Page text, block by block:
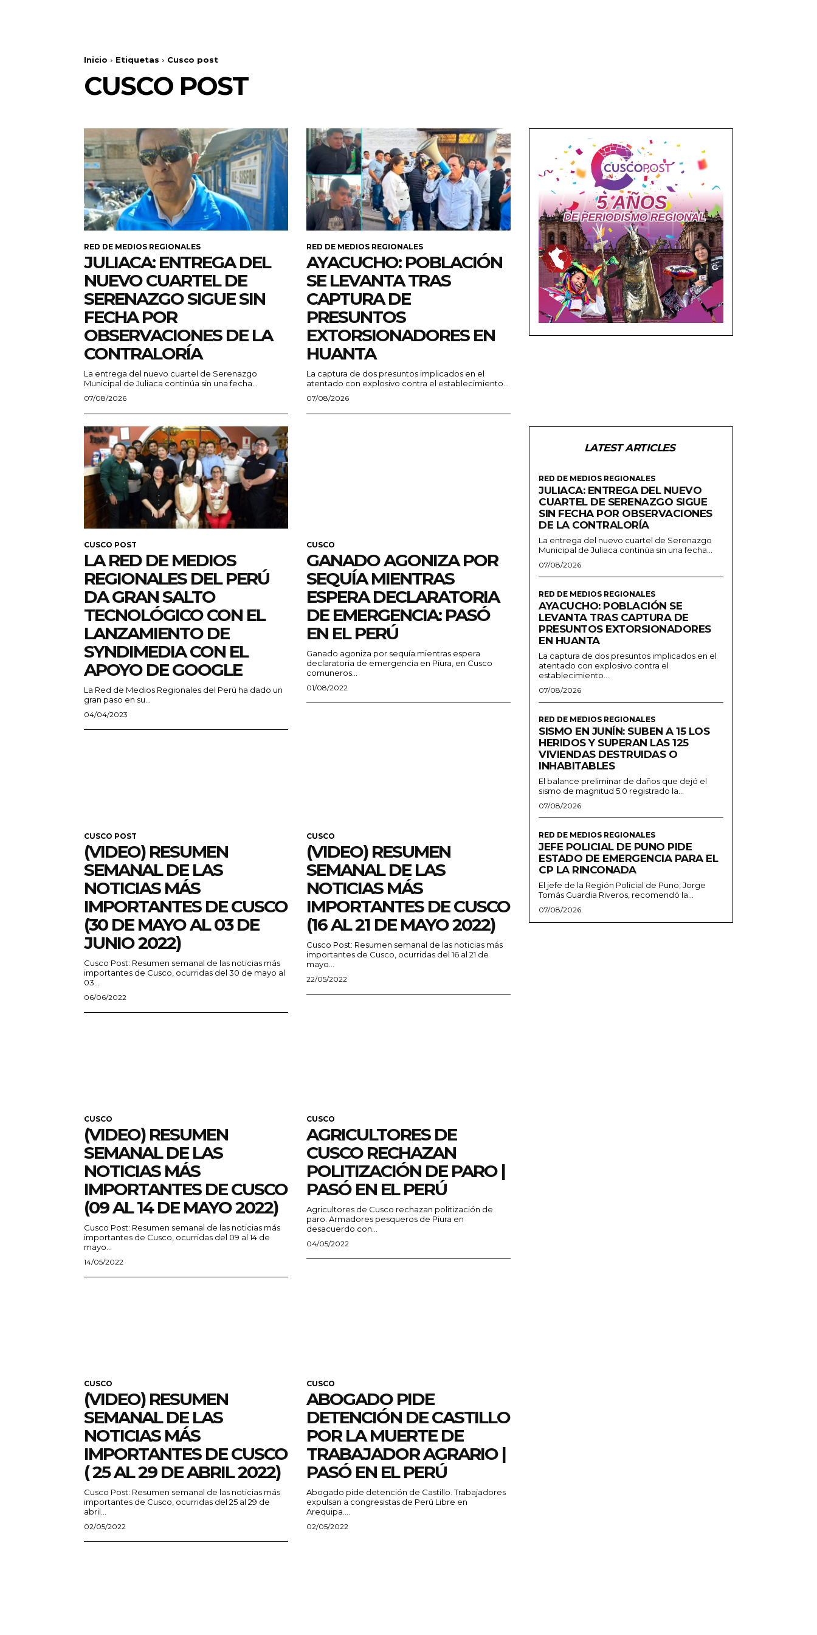
Inicio Etiquetas Cusco post
CUSCO POST
RED DE MEDIOS REGIONALES
JULIACA: ENTREGA DEL
NUEVO CUARTEL DE
SERENAZGO SIGUE SIN
FECHA POR
OBSERVACIONES DE LA
CONTRALORÍA
La entrega del nuevo cuartel de Serenazgo
Municipal de Juliaca continúa sin una fecha...
07/08/2026
RED DE MEDIOS REGIONALES
AYACUCHO: POBLACIÓN
SE LEVANTA TRAS
CAPTURA DE
PRESUNTOS
EXTORSIONADORES EN
HUANTA
La captura de dos presuntos implicados en el
atentado con explosivo contra el establecimiento...
07/08/2026
CUSCO POST
LA RED DE MEDIOS
REGIONALES DEL PERÚ
DA GRAN SALTO
TECNOLÓGICO CON EL
LANZAMIENTO DE
SYNDIMEDIA CON EL
APOYO DE GOOGLE
La Red de Medios Regionales del Perú ha dado un
gran paso en su...
04/04/2023
CUSCO
GANADO AGONIZA POR
SEQUÍA MIENTRAS
ESPERA DECLARATORIA
DE EMERGENCIA: PASÓ
EN EL PERÚ
Ganado agoniza por sequía mientras espera
declaratoria de emergencia en Piura, en Cusco
comuneros...
01/08/2022
CUSCO POST
(VIDEO) RESUMEN
SEMANAL DE LAS
NOTICIAS MÁS
IMPORTANTES DE CUSCO
(30 DE MAYO AL 03 DE
JUNIO 2022)
Cusco Post: Resumen semanal de las noticias más
importantes de Cusco, ocurridas del 30 de mayo al
03...
06/06/2022
CUSCO
(VIDEO) RESUMEN
SEMANAL DE LAS
NOTICIAS MÁS
IMPORTANTES DE CUSCO
(16 AL 21 DE MAYO 2022)
Cusco Post: Resumen semanal de las noticias más
importantes de Cusco, ocurridas del 16 al 21 de
mayo...
22/05/2022
CUSCO
(VIDEO) RESUMEN
SEMANAL DE LAS
NOTICIAS MÁS
IMPORTANTES DE CUSCO
(09 AL 14 DE MAYO 2022)
Cusco Post: Resumen semanal de las noticias más
importantes de Cusco, ocurridas del 09 al 14 de
mayo...
14/05/2022
CUSCO
AGRICULTORES DE
CUSCO RECHAZAN
POLITIZACIÓN DE PARO |
PASÓ EN EL PERÚ
Agricultores de Cusco rechazan politización de
paro. Armadores pesqueros de Piura en
desacuerdo con...
04/05/2022
CUSCO
(VIDEO) RESUMEN
SEMANAL DE LAS
NOTICIAS MÁS
IMPORTANTES DE CUSCO
( 25 AL 29 DE ABRIL 2022)
Cusco Post: Resumen semanal de las noticias más
importantes de Cusco, ocurridas del 25 al 29 de
abril...
02/05/2022
CUSCO
ABOGADO PIDE
DETENCIÓN DE CASTILLO
POR LA MUERTE DE
TRABAJADOR AGRARIO |
PASÓ EN EL PERÚ
Abogado pide detención de Castillo. Trabajadores
expulsan a congresistas de Perú Libre en
Arequipa....
02/05/2022
LATEST ARTICLES
RED DE MEDIOS REGIONALES
JULIACA: ENTREGA DEL NUEVO
CUARTEL DE SERENAZGO SIGUE
SIN FECHA POR OBSERVACIONES
DE LA CONTRALORÍA
La entrega del nuevo cuartel de Serenazgo
Municipal de Juliaca continúa sin una fecha...
07/08/2026
RED DE MEDIOS REGIONALES
AYACUCHO: POBLACIÓN SE
LEVANTA TRAS CAPTURA DE
PRESUNTOS EXTORSIONADORES
EN HUANTA
La captura de dos presuntos implicados en el
atentado con explosivo contra el
establecimiento...
07/08/2026
RED DE MEDIOS REGIONALES
SISMO EN JUNÍN: SUBEN A 15 LOS
HERIDOS Y SUPERAN LAS 125
VIVIENDAS DESTRUIDAS O
INHABITABLES
El balance preliminar de daños que dejó el
sismo de magnitud 5.0 registrado la...
07/08/2026
RED DE MEDIOS REGIONALES
JEFE POLICIAL DE PUNO PIDE
ESTADO DE EMERGENCIA PARA EL
CP LA RINCONADA
El jefe de la Región Policial de Puno, Jorge
Tomás Guardia Riveros, recomendó la...
07/08/2026